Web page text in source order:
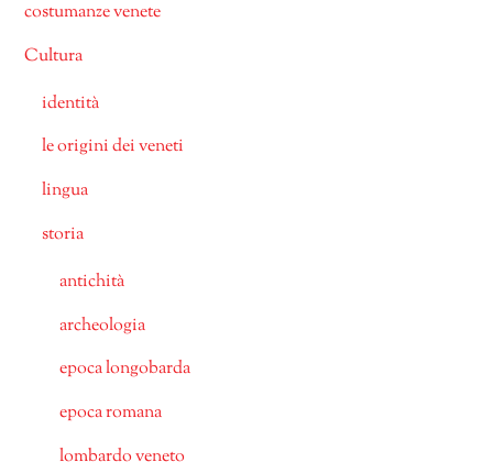
costumanze venete
Cultura
identità
le origini dei veneti
lingua
storia
antichità
archeologia
epoca longobarda
epoca romana
lombardo veneto